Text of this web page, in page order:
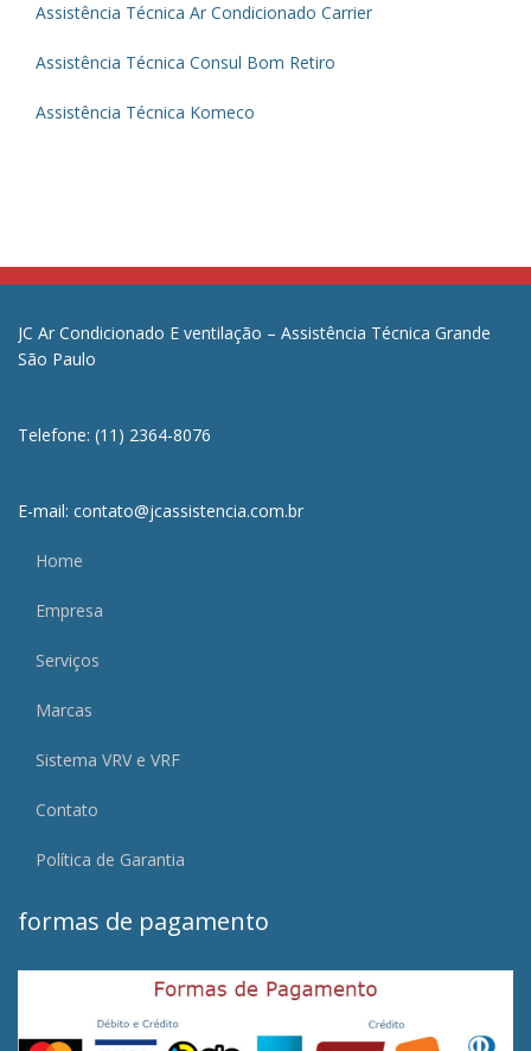
Assistência Técnica Ar Condicionado Carrier
Assistência Técnica Consul Bom Retiro
Assistência Técnica Komeco
JC Ar Condicionado E ventilação – Assistência Técnica Grande
São Paulo
Telefone: (11) 2364-8076
E-mail: contato@jcassistencia.com.br
Home
Empresa
Serviços
Marcas
Sistema VRV e VRF
Contato
Política de Garantia
formas de pagamento